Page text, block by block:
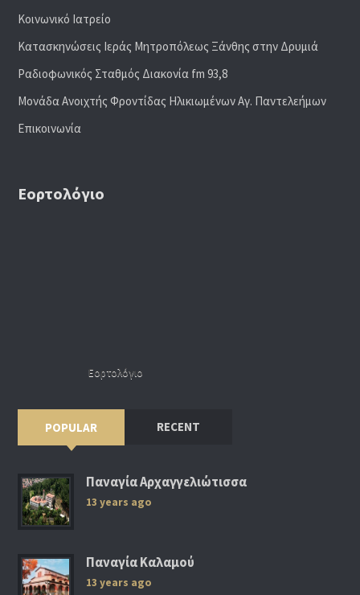
Κοινωνικό Ιατρείο
Κατασκηνώσεις Ιεράς Μητροπόλεως Ξάνθης στην Δρυμιά
Ραδιoφωνικός Σταθμός Διακονία fm 93,8
Μονάδα Ανοιχτής Φροντίδας Ηλικιωμένων Αγ. Παντελεήμων
Επικοινωνία
Εορτολόγιο
Εορτολόγιο
POPULAR RECENT
Παναγία Αρχαγγελιώτισσα
13 years ago
Παναγία Καλαμού
13 years ago